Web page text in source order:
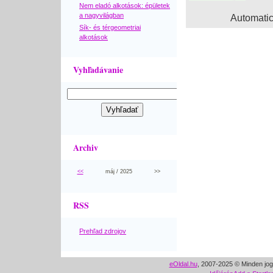
Nem eladó alkotások: épületek
a nagyvilágban
Sík- és térgeometriai
alkotások
Vyhľadávanie
Archiv
<< máj / 2025 >>
RSS
Prehľad zdrojov
eOldal.hu, 2007-2025 © Minden